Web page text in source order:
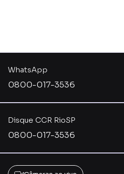
Disque CCR RioSP
0800-017-3536
WhatsApp
0800-017-3536